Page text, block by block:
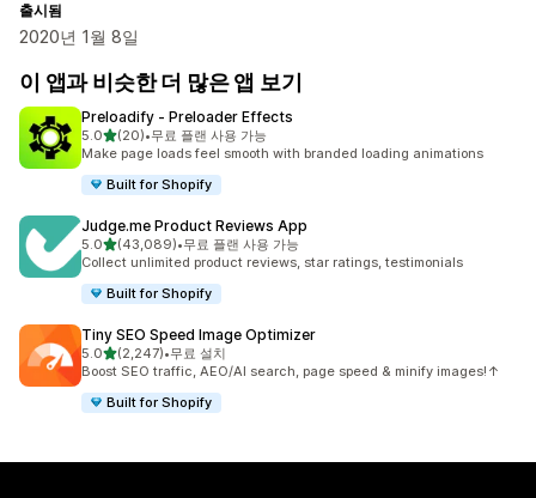
출시됨
2020년 1월 8일
이 앱과 비슷한 더 많은 앱 보기
Preloadify ‑ Preloader Effects
5.0별 5개 중
(20)
총 리뷰 20개
•무료 플랜 사용 가능
Make page loads feel smooth with branded loading animations
Built for Shopify
Judge.me Product Reviews App
5.0별 5개 중
(43,089)
총 리뷰 43089개
•무료 플랜 사용 가능
Collect unlimited product reviews, star ratings, testimonials
Built for Shopify
Tiny SEO Speed Image Optimizer
5.0별 5개 중
(2,247)
총 리뷰 2247개
•무료 설치
Boost SEO traffic, AEO/AI search, page speed & minify images!↑
Built for Shopify